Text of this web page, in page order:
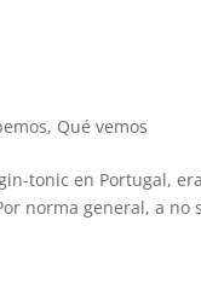
, Qué vemos
tonic en Portugal,
norma general, a no